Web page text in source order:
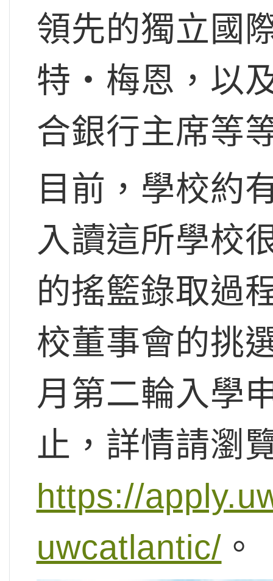
領先的獨立國
特‧梅恩，以
合銀行主席等
目前，學校約
入讀這所學校
的搖籃錄取過
校董事會的挑
月第二輪入學
止，詳情請瀏
https://
uwcatlantic/ 。